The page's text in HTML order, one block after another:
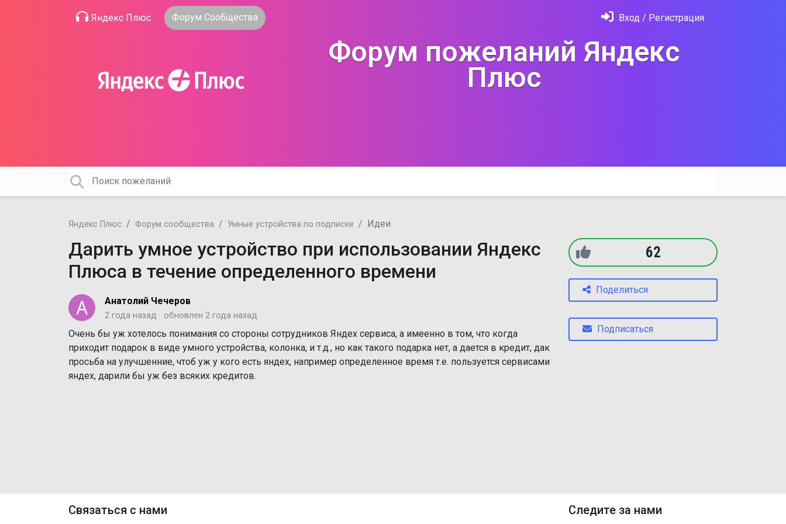
Яндекс Плюс Форум Сообщества Вход / Регистрация
Форум пожеланий Яндекс
Плюс
Яндекс Плюс Форум сообщества Умные устройства по подписке Идеи
Дарить умное устройство при использовании Яндекс
Плюса в течение определенного времени
Анатолий Чечеров
2 года назад обновлен 2 года назад
Очень бы уж хотелось понимания со стороны сотрудников Яндех сервиса, а имеенно в том, что когда
приходит подарок в виде умного устройства, колонка, и т.д., но как такого подарка нет, а дается в кредит, дак
просьба на улучшенние, чтоб уж у кого есть яндех, например определенное время т.е. пользуется сервисами
яндех, дарили бы уж без всяких кредитов.
62
Поделиться
Подписаться
Связаться с нами Следите за нами